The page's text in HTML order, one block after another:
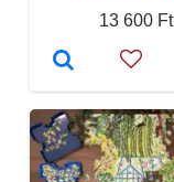
13 600 Ft